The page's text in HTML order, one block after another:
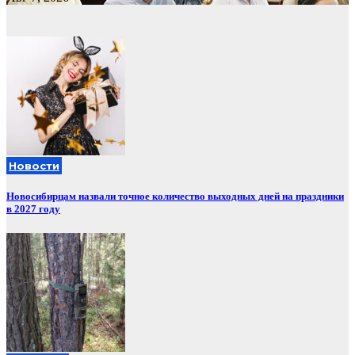
Новости
Новосибирцам назвали точное количество выходных дней на праздники
в 2027 году